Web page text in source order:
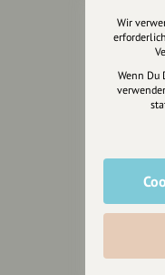
uns für
für
wollen.
Wir
Wenn Du